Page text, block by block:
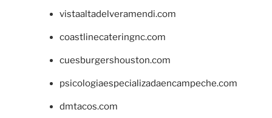
vistaaltadelveramendi.com
coastlinecateringnc.com
cuesburgershouston.com
psicologiaespecializadaencampeche.com
dmtacos.com